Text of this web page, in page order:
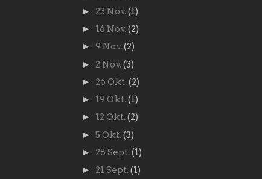
► 23 Nov.(1)
► 16 Nov.(2)
► 9 Nov.(2)
► 2 Nov.(3)
► 26 Okt.(2)
► 19 Okt.(1)
► 12 Okt.(2)
► 5 Okt.(3)
► 28 Sept.(1)
► 21 Sept.(1)